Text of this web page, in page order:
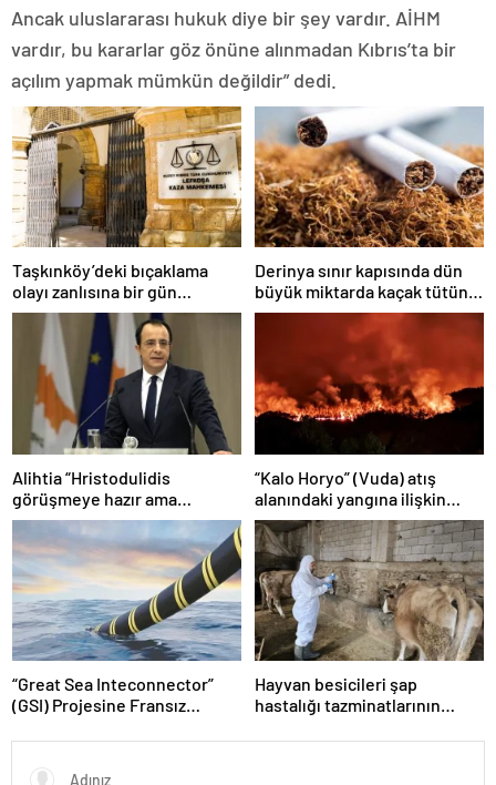
Ancak uluslararası hukuk diye bir şey vardır. AİHM
vardır, bu kararlar göz önüne alınmadan Kıbrıs’ta bir
açılım yapmak mümkün değildir” dedi.
Taşkınköy’deki bıçaklama
olayı zanlısına bir gün
tutukluluk emri
Derinya sınır kapısında dün
büyük miktarda kaçak tütün
ürünü ele geçirildi
Alihtia “Hristodulidis
görüşmeye hazır ama
randevuyu Ağustos sonuna
verdi”
“Kalo Horyo” (Vuda) atış
alanındaki yangına ilişkin
soruşturma raporu
tamamlandı
“Great Sea Inteconnector”
(GSI) Projesine Fransız
oldu
Hayvan besicileri şap
hastalığı tazminatlarının
tepkili